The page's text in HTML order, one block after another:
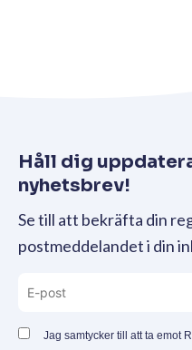
Håll dig
nyhetsbrev!
Se till att bekräfta din
postmeddelandet i din
Jag samtycker till att ta emot